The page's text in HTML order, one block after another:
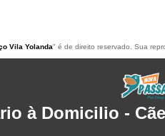
Vila Yolanda" é de direito reservado. Sua
à Domicilio -